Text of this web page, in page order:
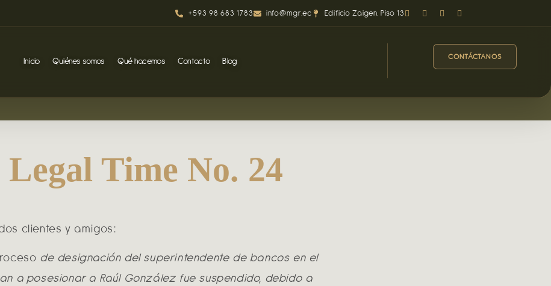
+593 98 683 1783 info@mgr.ec Edificio Zaigen. Piso 13
Inicio Quiénes somos Qué hacemos Contacto Blog CONTÁCTANOS
Legal Time No. 24
clientes y amigos:
de designación del superintendente de bancos en el
a posesionar a Raúl González fue suspendido, debido a